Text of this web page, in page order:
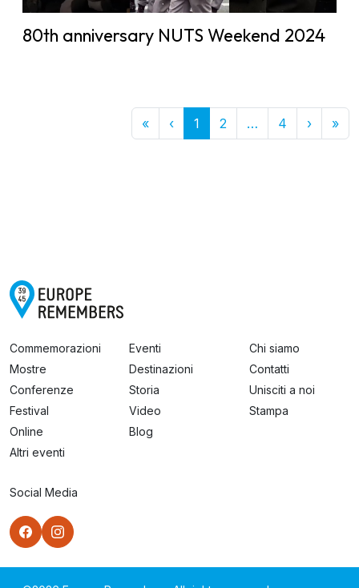
80th anniversary NUTS Weekend 2024
«First
‹Previous
1 2 … More
4 › Next
»
Commemorazioni
Mostre
Conferenze
Festival
Online
Altri eventi
Eventi
Destinazioni
Storia
Video
Blog
Chi siamo
Contatti
Unisciti a noi
Stampa
Social Media